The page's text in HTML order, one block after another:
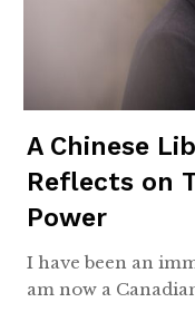
A Chinese
Reflects on
Power
I have been an
am now a